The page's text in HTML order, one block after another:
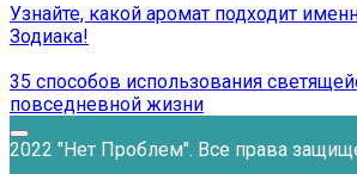
Узнайте, какой аромат подходит
Зодиака!
35 способов использования
повседневной жизни
2022 "Нет Проблем". Все права